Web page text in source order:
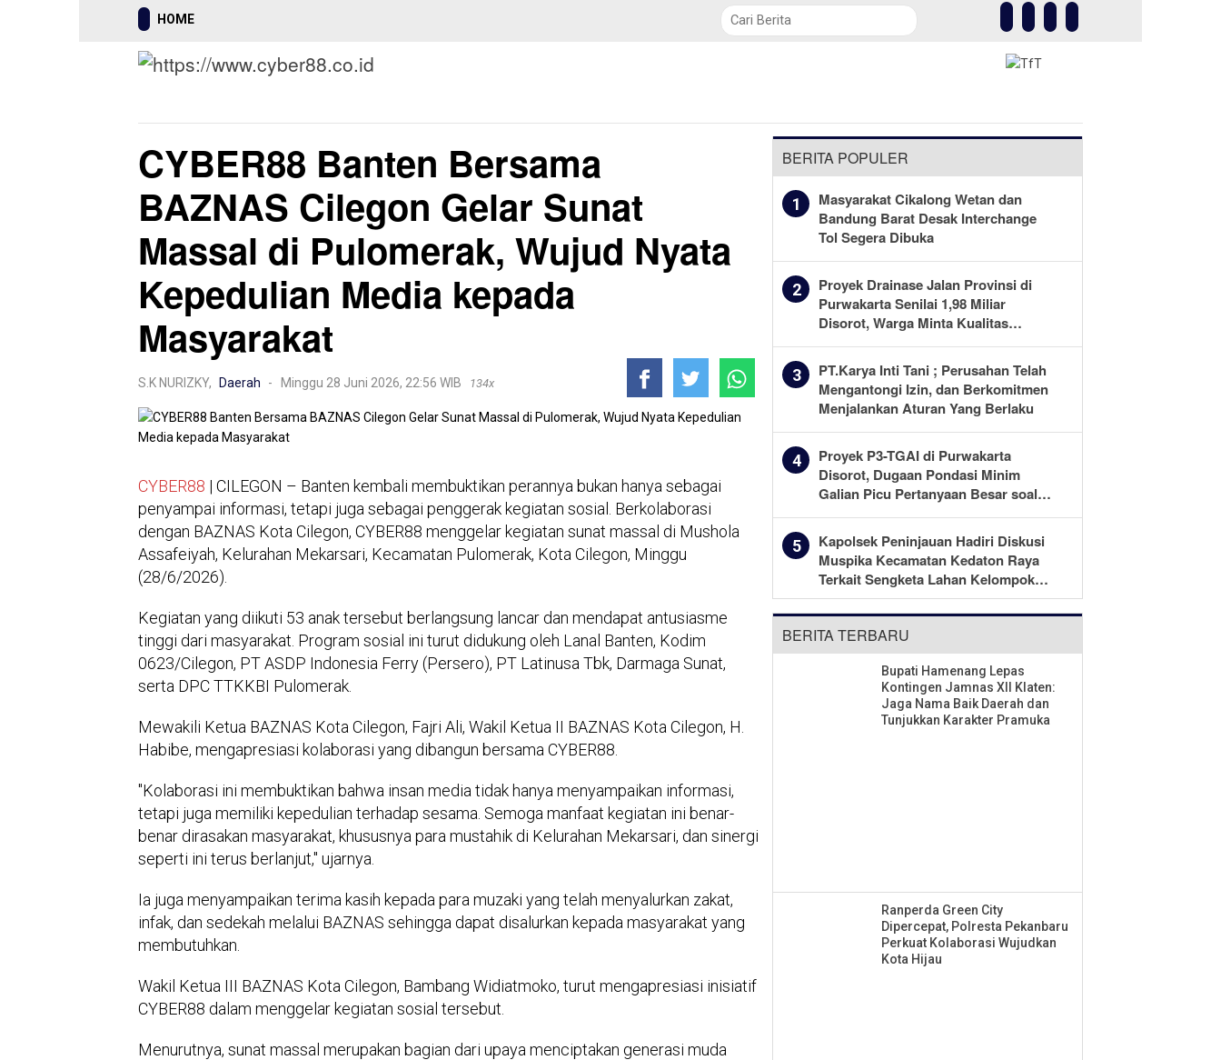
HOME
CYBER88 Banten Bersama
BAZNAS Cilegon Gelar Sunat
Massal di Pulomerak, Wujud Nyata
Kepedulian Media kepada
Masyarakat
S.K NURIZKY, Daerah - Minggu 28 Juni 2026, 22:56 WIB 134x
CYBER88 | CILEGON – Banten kembali membuktikan perannya bukan hanya sebagai
penyampai informasi, tetapi juga sebagai penggerak kegiatan sosial. Berkolaborasi
dengan BAZNAS Kota Cilegon, CYBER88 menggelar kegiatan sunat massal di Mushola
Assafeiyah, Kelurahan Mekarsari, Kecamatan Pulomerak, Kota Cilegon, Minggu
(28/6/2026).
Kegiatan yang diikuti 53 anak tersebut berlangsung lancar dan mendapat antusiasme
tinggi dari masyarakat. Program sosial ini turut didukung oleh Lanal Banten, Kodim
0623/Cilegon, PT ASDP Indonesia Ferry (Persero), PT Latinusa Tbk, Darmaga Sunat,
serta DPC TTKKBI Pulomerak.
Mewakili Ketua BAZNAS Kota Cilegon, Fajri Ali, Wakil Ketua II BAZNAS Kota Cilegon, H.
Habibe, mengapresiasi kolaborasi yang dibangun bersama CYBER88.
"Kolaborasi ini membuktikan bahwa insan media tidak hanya menyampaikan informasi,
tetapi juga memiliki kepedulian terhadap sesama. Semoga manfaat kegiatan ini benar-
benar dirasakan masyarakat, khususnya para mustahik di Kelurahan Mekarsari, dan sinergi
seperti ini terus berlanjut," ujarnya.
Ia juga menyampaikan terima kasih kepada para muzaki yang telah menyalurkan zakat,
infak, dan sedekah melalui BAZNAS sehingga dapat disalurkan kepada masyarakat yang
membutuhkan.
Wakil Ketua III BAZNAS Kota Cilegon, Bambang Widiatmoko, turut mengapresiasi inisiatif
CYBER88 dalam menggelar kegiatan sosial tersebut.
Menurutnya, sunat massal merupakan bagian dari upaya menciptakan generasi muda
BERITA POPULER
1
Masyarakat Cikalong Wetan dan
Bandung Barat Desak Interchange
Tol Segera Dibuka
2
Proyek Drainase Jalan Provinsi di
Purwakarta Senilai 1,98 Miliar
Disorot, Warga Minta Kualitas
Pekerjaan Diawasi Ketat
3
PT.Karya Inti Tani ; Perusahan Telah
Mengantongi Izin, dan Berkomitmen
Menjalankan Aturan Yang Berlaku
4
Proyek P3-TGAI di Purwakarta
Disorot, Dugaan Pondasi Minim
Galian Picu Pertanyaan Besar soal
Pengawasan
5
Kapolsek Peninjauan Hadiri Diskusi
Muspika Kecamatan Kedaton Raya
Terkait Sengketa Lahan Kelompok
Tani Dengan PT. GNS
BERITA TERBARU
Bupati Hamenang Lepas
Kontingen Jamnas XII Klaten:
Jaga Nama Baik Daerah dan
Tunjukkan Karakter Pramuka
Ranperda Green City
Dipercepat, Polresta Pekanbaru
Perkuat Kolaborasi Wujudkan
Kota Hijau